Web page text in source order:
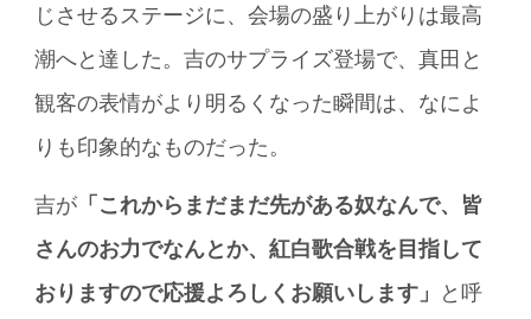
じさせるステージに、会場の盛り上がりは最高
潮へと達した。吉のサプライズ登場で、真田と
観客の表情がより明るくなった瞬間は、なによ
りも印象的なものだった。
吉が 「これからまだまだ先がある奴なんで、皆
さんのお力でなんとか、紅白歌合戦を目指して
おりますので応援よろしくお願いします」
と呼